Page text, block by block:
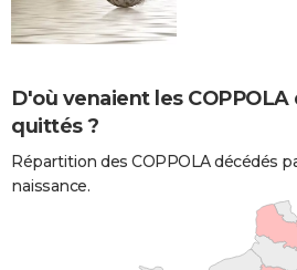
D'où venaient les
quittés ?
Répartition des COPPOLA décédés
naissance.